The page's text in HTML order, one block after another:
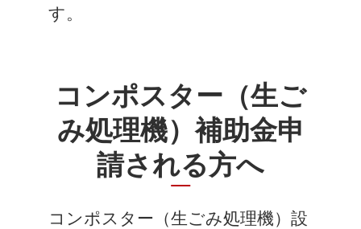
す。
コンポスター（生ご
み処理機）補助金申
請される方へ
コンポスター（生ごみ処理機）設